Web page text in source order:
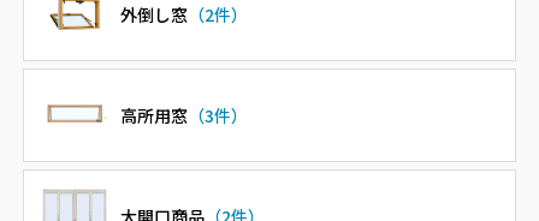
外倒し窓 （2件）
高所用窓 （3件）
大開口商品 （2件）